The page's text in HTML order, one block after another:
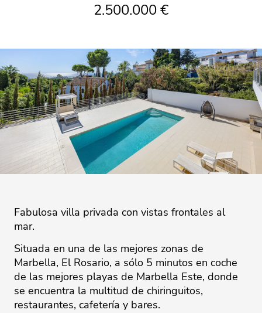
2.500.000 €
Fabulosa villa privada con vistas frontales al
mar.
Situada en una de las mejores zonas de
Marbella, El Rosario, a sólo 5 minutos en coche
de las mejores playas de Marbella Este, donde
se encuentra la multitud de chiringuitos,
restaurantes, cafetería y bares.